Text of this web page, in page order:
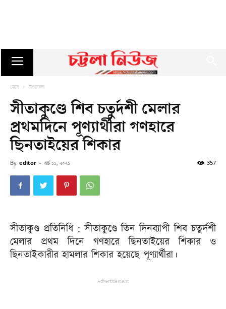
হোম উপজেলা
সীতাকুণ্ডে শিব চতুর্দশী মেলার
প্রথমদিনে পূণ্যার্থীরা গণহারে
ছিনতাইয়ের শিকার
By editor - মার্চ ১১, ২০২১ 357
সীতাকুণ্ড প্রতিনিধি : সীতাকুণ্ডে তিন দিনব্যাপী শিব চতুর্দশী
মেলার প্রথম দিনে গণহারে ছিনতাইয়ের শিকার ও
ছিনতাইকারীর হামলার শিকার হয়েছে পূণ্যার্থীরা।
Advertisement